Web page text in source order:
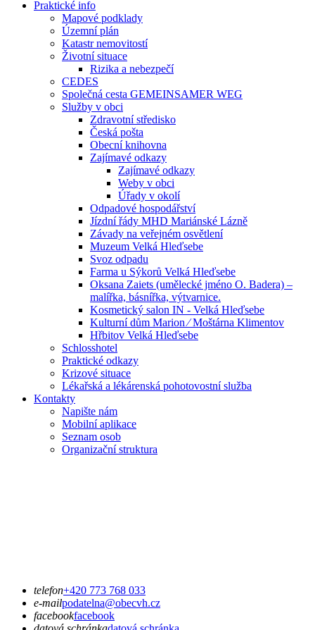
Praktické info
Mapové podklady
Územní plán
Katastr nemovitostí
Životní situace
Rizika a nebezpečí
CEDES
Společná cesta GEMEINSAMER WEG
Služby v obci
Zdravotní středisko
Česká pošta
Obecní knihovna
Zajímavé odkazy
Zajímavé odkazy
Weby v obci
Úřady v okolí
Odpadové hospodářství
Jízdní řády MHD Mariánské Lázně
Závady na veřejném osvětlení
Muzeum Velká Hleďsebe
Svoz odpadu
Farma u Sýkorů Velká Hleďsebe
Oksana Zaiets (umělecké jméno O. Badera) –
malířka, básnířka, výtvarnice.
Kosmetický salon IN - Velká Hleďsebe
Kulturní dům Marion ⁄ Moštárna Klimentov
Hřbitov Velká Hleďsebe
Schlosshotel
Praktické odkazy
Krizové situace
Lékařská a lékárenská pohotovostní služba
Kontakty
Napište nám
Mobilní aplikace
Seznam osob
Organizační struktura
telefon+420 773 768 033
e-mailpodatelna@obecvh.cz
facebookfacebook